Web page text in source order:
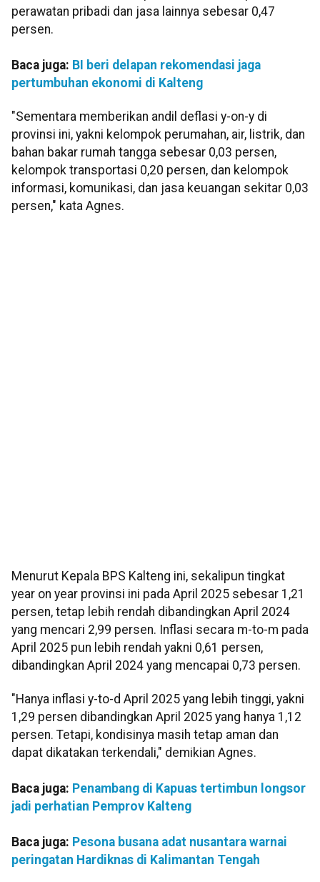
perawatan pribadi dan jasa lainnya sebesar 0,47
persen.
Baca juga: BI beri delapan rekomendasi jaga
pertumbuhan ekonomi di Kalteng
"Sementara memberikan andil deflasi y-on-y di
provinsi ini, yakni kelompok perumahan, air, listrik, dan
bahan bakar rumah tangga sebesar 0,03 persen,
kelompok transportasi 0,20 persen, dan kelompok
informasi, komunikasi, dan jasa keuangan sekitar 0,03
persen," kata Agnes.
Menurut Kepala BPS Kalteng ini, sekalipun tingkat
year on year provinsi ini pada April 2025 sebesar 1,21
persen, tetap lebih rendah dibandingkan April 2024
yang mencari 2,99 persen. Inflasi secara m-to-m pada
April 2025 pun lebih rendah yakni 0,61 persen,
dibandingkan April 2024 yang mencapai 0,73 persen.
"Hanya inflasi y-to-d April 2025 yang lebih tinggi, yakni
1,29 persen dibandingkan April 2025 yang hanya 1,12
persen. Tetapi, kondisinya masih tetap aman dan
dapat dikatakan terkendali," demikian Agnes.
Baca juga: Penambang di Kapuas tertimbun longsor
jadi perhatian Pemprov Kalteng
Baca juga: Pesona busana adat nusantara warnai
peringatan Hardiknas di Kalimantan Tengah